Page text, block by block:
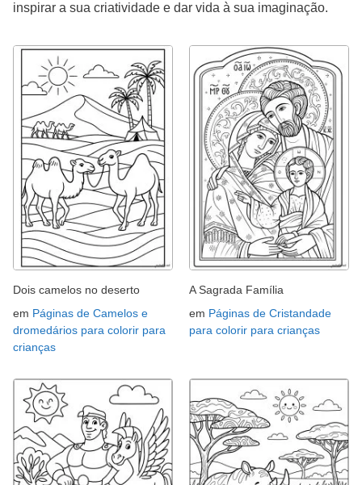
inspirar a sua criatividade e dar vida à sua imaginação.
Dois camelos no deserto
em Páginas de Camelos e
dromedários para colorir para
crianças
A Sagrada Família
em Páginas de Cristandade
para colorir para crianças